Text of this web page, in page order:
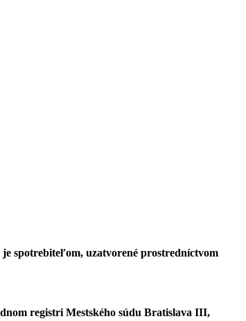
spotrebiteľom, uzatvorené prostredníctvom
registri Mestského súdu Bratislava III,